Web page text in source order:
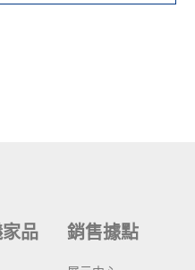
家品 銷售據點